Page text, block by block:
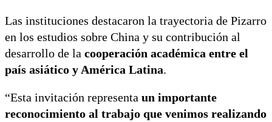
Las instituciones destacaron la trayectoria de Pizarro
en los estudios sobre China y su contribución al
desarrollo de la cooperación académica entre el
país asiático y América Latina.
“Esta invitación representa un importante
reconocimiento al trabajo que venimos realizando